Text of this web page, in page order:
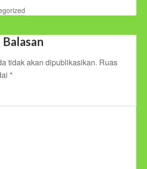
tidak akan dipublikasikan. Ruas
*